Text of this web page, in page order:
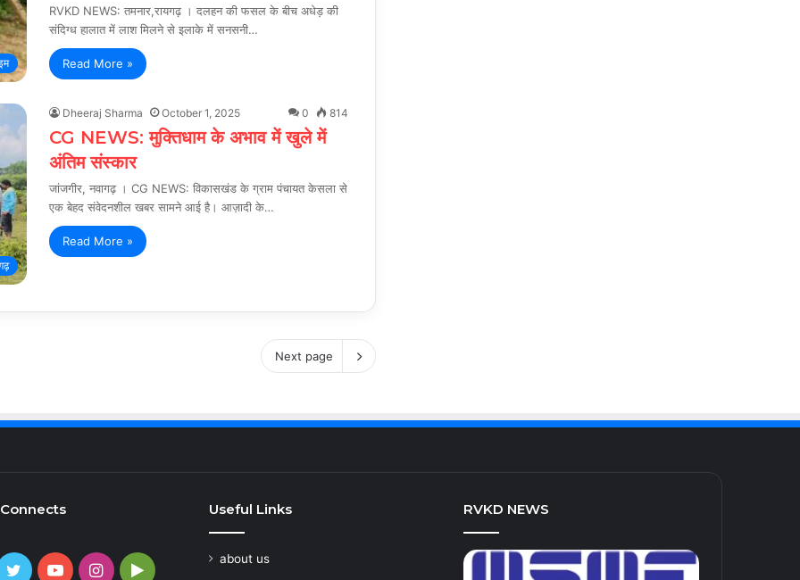
RVKD NEWS: तमनार,रायगढ़ । दलहन की फसल के बीच अधेड़ की
संदिग्ध हालात में लाश मिलने से इलाके में सनसनी…
Read More »
Dheeraj Sharma October 1, 2025 0 814
CG NEWS: मुक्तिधाम के अभाव में खुले में
अंतिम संस्कार
जांजगीर, नवागढ़ । CG NEWS: विकासखंड के ग्राम पंचायत केसला से
एक बेहद संवेदनशील खबर सामने आई है। आज़ादी के…
Read More »
Next page
TwitterYouTubeInstagram
Google
Useful Links
about us
RVKD NEWS